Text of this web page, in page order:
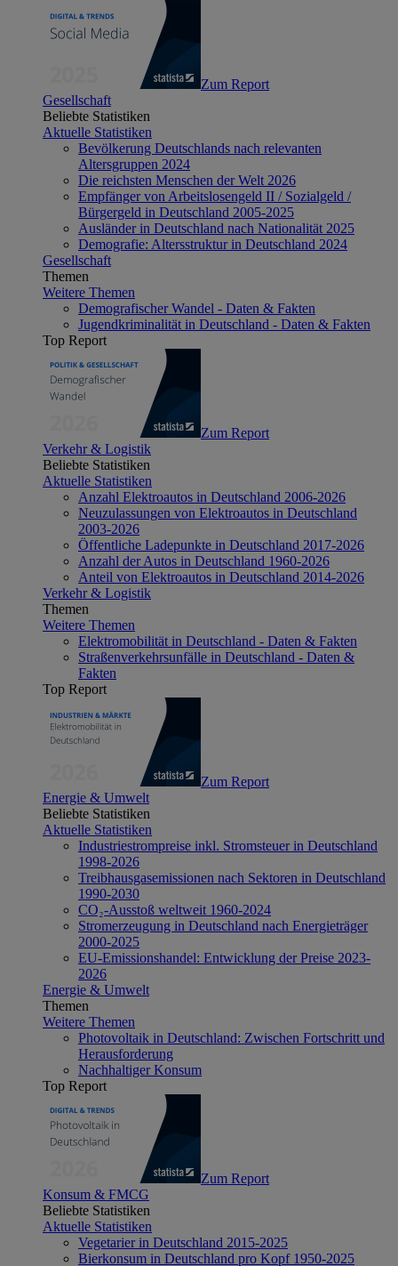
Zum Report
Gesellschaft
Beliebte Statistiken
Aktuelle Statistiken
Bevölkerung Deutschlands nach relevanten
Altersgruppen 2024
Die reichsten Menschen der Welt 2026
Empfänger von Arbeitslosengeld II / Sozialgeld /
Bürgergeld in Deutschland 2005-2025
Ausländer in Deutschland nach Nationalität 2025
Demografie: Altersstruktur in Deutschland 2024
Gesellschaft
Themen
Weitere Themen
Demografischer Wandel - Daten & Fakten
Jugendkriminalität in Deutschland - Daten & Fakten
Top Report
Zum Report
Verkehr & Logistik
Beliebte Statistiken
Aktuelle Statistiken
Anzahl Elektroautos in Deutschland 2006-2026
Neuzulassungen von Elektroautos in Deutschland
2003-2026
Öffentliche Ladepunkte in Deutschland 2017-2026
Anzahl der Autos in Deutschland 1960-2026
Anteil von Elektroautos in Deutschland 2014-2026
Verkehr & Logistik
Themen
Weitere Themen
Elektromobilität in Deutschland - Daten & Fakten
Straßenverkehrsunfälle in Deutschland - Daten &
Fakten
Top Report
Zum Report
Energie & Umwelt
Beliebte Statistiken
Aktuelle Statistiken
Industriestrompreise inkl. Stromsteuer in Deutschland
1998-2026
Treibhausgasemissionen nach Sektoren in Deutschland
1990-2030
CO₂-Ausstoß weltweit 1960-2024
Stromerzeugung in Deutschland nach Energieträger
2000-2025
EU-Emissionshandel: Entwicklung der Preise 2023-
2026
Energie & Umwelt
Themen
Weitere Themen
Photovoltaik in Deutschland: Zwischen Fortschritt und
Herausforderung
Nachhaltiger Konsum
Top Report
Zum Report
Konsum & FMCG
Beliebte Statistiken
Aktuelle Statistiken
Vegetarier in Deutschland 2015-2025
Bierkonsum in Deutschland pro Kopf 1950-2025